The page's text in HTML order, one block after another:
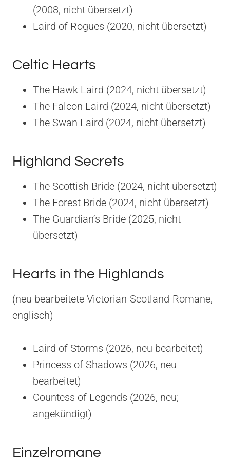
(2008, nicht übersetzt)
Laird of Rogues (2020, nicht übersetzt)
Celtic Hearts
The Hawk Laird (2024, nicht übersetzt)
The Falcon Laird (2024, nicht übersetzt)
The Swan Laird (2024, nicht übersetzt)
Highland Secrets
The Scottish Bride (2024, nicht übersetzt)
The Forest Bride (2024, nicht übersetzt)
The Guardian’s Bride (2025, nicht
übersetzt)
Hearts in the Highlands
(neu bearbeitete Victorian-Scotland-Romane,
englisch)
Laird of Storms (2026, neu bearbeitet)
Princess of Shadows (2026, neu
bearbeitet)
Countess of Legends (2026, neu;
angekündigt)
Einzelromane